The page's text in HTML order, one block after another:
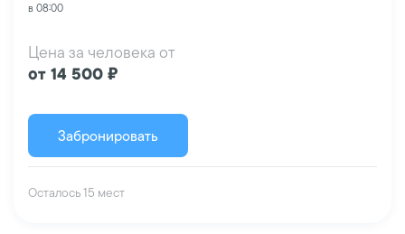
в 08:00
Цена за человека от
от 14 500 ₽
Забронировать
Осталось 15 мест